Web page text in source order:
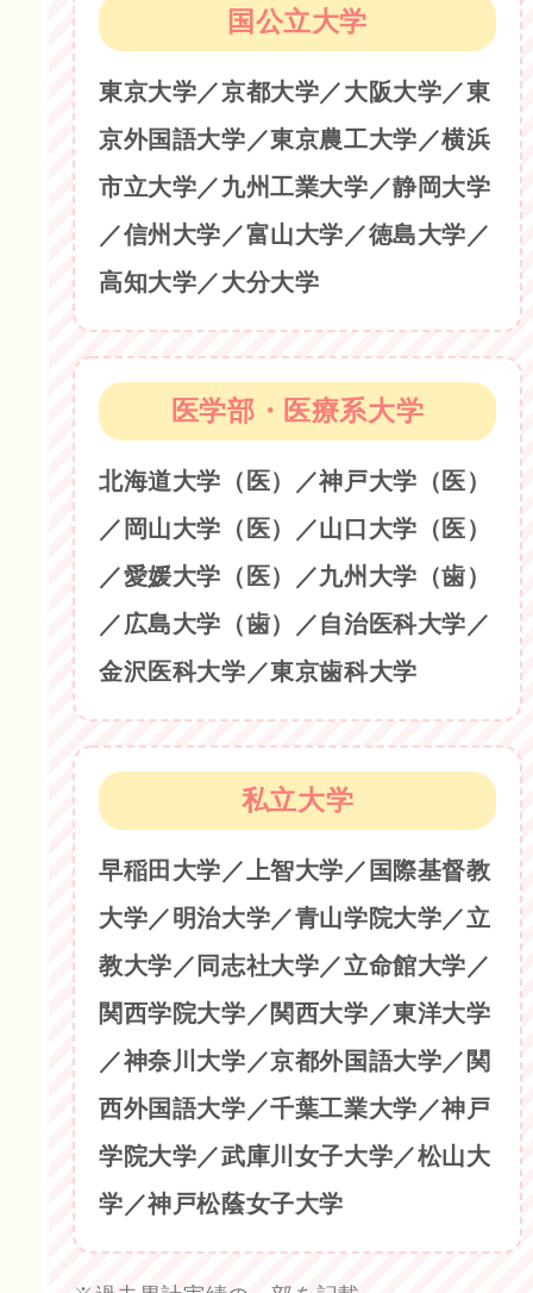
国公立大学
東京大学／京都大学／大阪大学／東
京外国語大学／東京農工大学／横浜
市立大学／九州工業大学／静岡大学
／信州大学／富山大学／徳島大学／
高知大学／大分大学
医学部・医療系大学
北海道大学（医）／神戸大学（医）
／岡山大学（医）／山口大学（医）
／愛媛大学（医）／九州大学（歯）
／広島大学（歯）／自治医科大学／
金沢医科大学／東京歯科大学
私立大学
早稲田大学／上智大学／国際基督教
大学／明治大学／青山学院大学／立
教大学／同志社大学／立命館大学／
関西学院大学／関西大学／東洋大学
／神奈川大学／京都外国語大学／関
西外国語大学／千葉工業大学／神戸
学院大学／武庫川女子大学／松山大
学／神戸松蔭女子大学